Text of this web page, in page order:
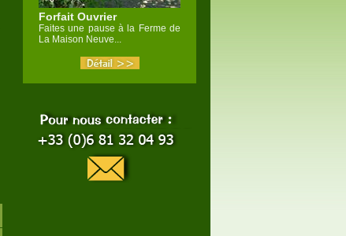
Forfait Ouvrier
Faites une pause à la Ferme de
La Maison Neuve...